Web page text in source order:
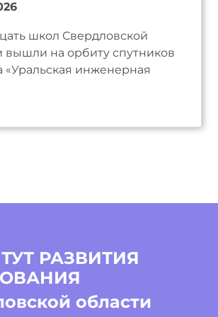
школ Свердловской
вышли на орбиту спутников
«Уральская инженерная
РАЗВИТИЯ
области